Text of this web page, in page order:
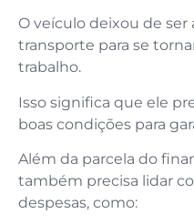
O veículo deixou de
transporte para se
trabalho.
Isso significa que ele
boas condições para
Além da parcela do
também precisa lidar
despesas, como: